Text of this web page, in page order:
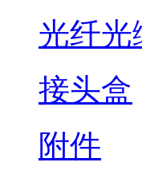
光纤光
接头盒
附件